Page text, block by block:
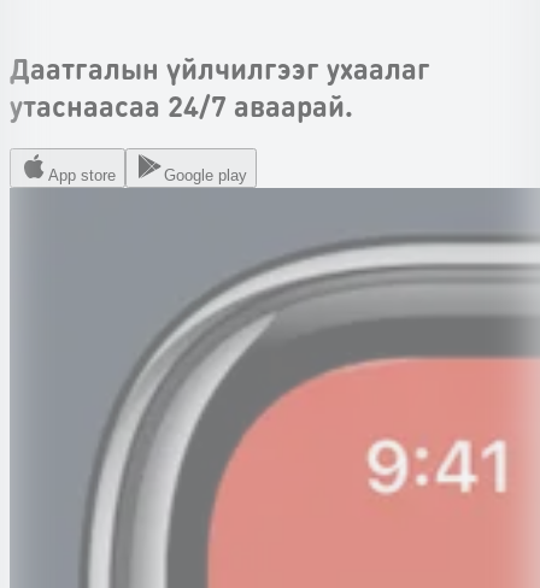
Даатгалын үйлчилгээг ухаалаг
утаснаасаа 24/7 аваарай.
App store Google play